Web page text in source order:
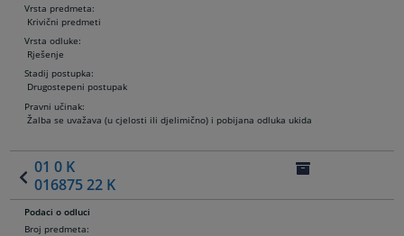
Vrsta predmeta:
Krivični predmeti
Vrsta odluke:
Rješenje
Stadij postupka:
Drugostepeni postupak
Pravni učinak:
Žalba se uvažava (u cjelosti ili djelimično) i pobijana odluka ukida
01 0 K
016875 22 K
Podaci o odluci
Broj predmeta: